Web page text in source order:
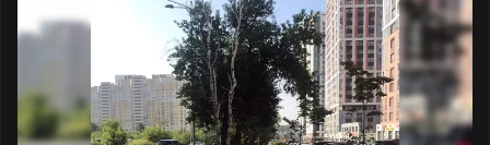
возможности придать публичной огласке. С
уважением к вашей работе!
Текст обращения